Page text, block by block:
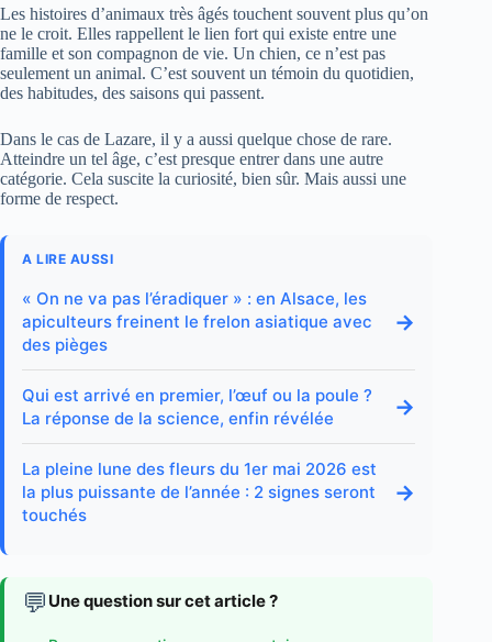
Les histoires d’animaux très âgés touchent souvent plus qu’on
ne le croit. Elles rappellent le lien fort qui existe entre une
famille et son compagnon de vie. Un chien, ce n’est pas
seulement un animal. C’est souvent un témoin du quotidien,
des habitudes, des saisons qui passent.
Dans le cas de Lazare, il y a aussi quelque chose de rare.
Atteindre un tel âge, c’est presque entrer dans une autre
catégorie. Cela suscite la curiosité, bien sûr. Mais aussi une
forme de respect.
A LIRE AUSSI
« On ne va pas l’éradiquer » : en Alsace, les
apiculteurs freinent le frelon asiatique avec
des pièges
→
Qui est arrivé en premier, l’œuf ou la poule ?
La réponse de la science, enfin révélée
→
La pleine lune des fleurs du 1er mai 2026 est
la plus puissante de l’année : 2 signes seront
touchés
→
💬 Une question sur cet article ?